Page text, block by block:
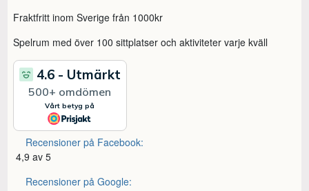
Fraktfritt inom Sverige från 1000kr
Spelrum med över 100 sittplatser och aktiviteter varje kväll
Recensioner på Facebook:
4,9 av 5
Recensioner på Google: